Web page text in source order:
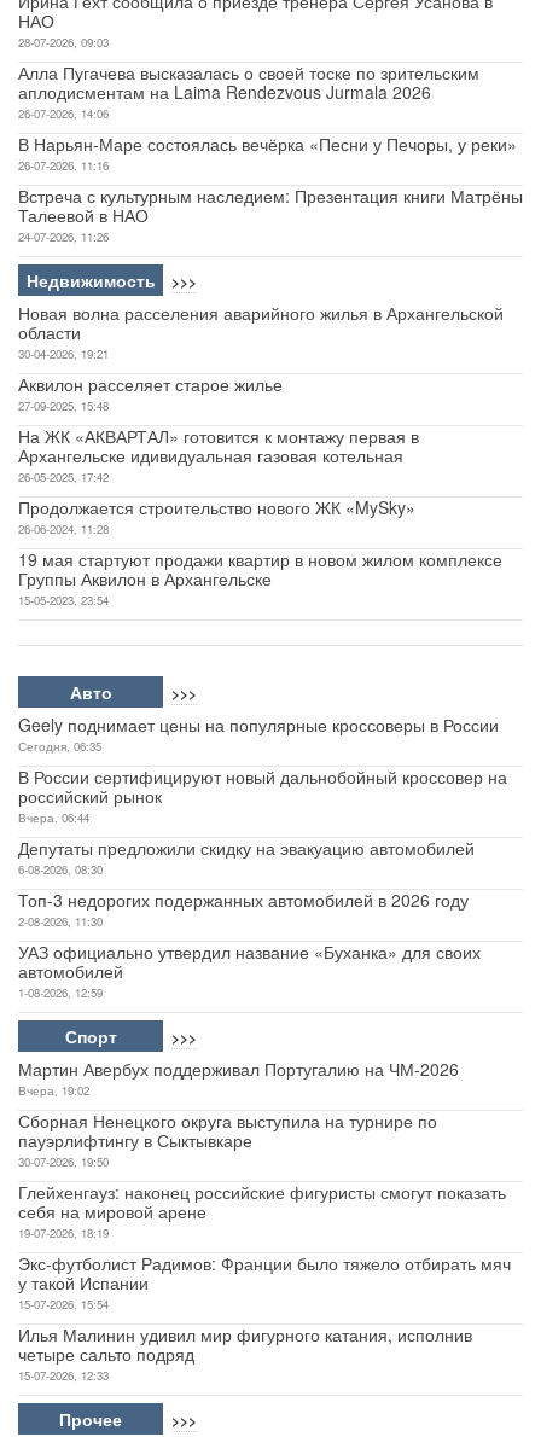
НАО
28-07-2026, 09:03
Алла Пугачева высказалась о своей тоске по зрительским
аплодисментам на Laima Rendezvous Jurmala 2026
26-07-2026, 14:06
В Нарьян-Маре состоялась вечёрка «Песни у Печоры, у реки»
26-07-2026, 11:16
Встреча с культурным наследием: Презентация книги Матрёны
Талеевой в НАО
24-07-2026, 11:26
Недвижимость >>>
Новая волна расселения аварийного жилья в Архангельской
области
30-04-2026, 19:21
Аквилон расселяет старое жилье
27-09-2025, 15:48
На ЖК «АКВАРТАЛ» готовится к монтажу первая в
Архангельске идивидуальная газовая котельная
26-05-2025, 17:42
Продолжается строительство нового ЖК «MySky»
26-06-2024, 11:28
19 мая стартуют продажи квартир в новом жилом комплексе
Группы Аквилон в Архангельске
15-05-2023, 23:54
Авто >>>
Geely поднимает цены на популярные кроссоверы в России
Сегодня, 06:35
В России сертифицируют новый дальнобойный кроссовер на
российский рынок
Вчера, 06:44
Депутаты предложили скидку на эвакуацию автомобилей
6-08-2026, 08:30
Топ-3 недорогих подержанных автомобилей в 2026 году
2-08-2026, 11:30
УАЗ официально утвердил название «Буханка» для своих
автомобилей
1-08-2026, 12:59
Спорт >>>
Мартин Авербух поддерживал Португалию на ЧМ-2026
Вчера, 19:02
Сборная Ненецкого округа выступила на турнире по
пауэрлифтингу в Сыктывкаре
30-07-2026, 19:50
Глейхенгауз: наконец российские фигуристы смогут показать
себя на мировой арене
19-07-2026, 18:19
Экс-футболист Радимов: Франции было тяжело отбирать мяч
у такой Испании
15-07-2026, 15:54
Илья Малинин удивил мир фигурного катания, исполнив
четыре сальто подряд
15-07-2026, 12:33
Прочее >>>